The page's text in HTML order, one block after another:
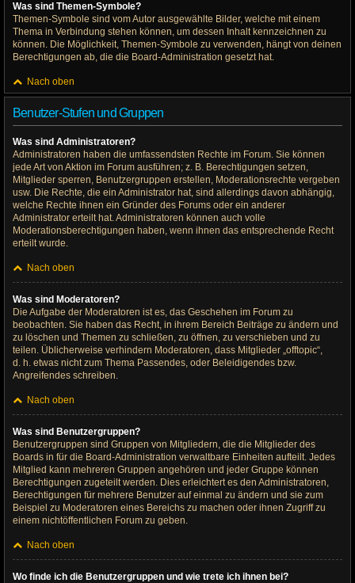
Was sind Themen-Symbole?
Themen-Symbole sind vom Autor ausgewählte Bilder, welche mit einem
Thema in Verbindung stehen können, um dessen Inhalt kennzeichnen zu
können. Die Möglichkeit, Themen-Symbole zu verwenden, hängt von deinen
Berechtigungen ab, die die Board-Administration gesetzt hat.
Nach oben
Benutzer-Stufen und Gruppen
Was sind Administratoren?
Administratoren haben die umfassendsten Rechte im Forum. Sie können
jede Art von Aktion im Forum ausführen; z. B. Berechtigungen setzen,
Mitglieder sperren, Benutzergruppen erstellen, Moderationsrechte vergeben
usw. Die Rechte, die ein Administrator hat, sind allerdings davon abhängig,
welche Rechte ihnen ein Gründer des Forums oder ein anderer
Administrator erteilt hat. Administratoren können auch volle
Moderationsberechtigungen haben, wenn ihnen das entsprechende Recht
erteilt wurde.
Nach oben
Was sind Moderatoren?
Die Aufgabe der Moderatoren ist es, das Geschehen im Forum zu
beobachten. Sie haben das Recht, in ihrem Bereich Beiträge zu ändern und
zu löschen und Themen zu schließen, zu öffnen, zu verschieben und zu
teilen. Üblicherweise verhindern Moderatoren, dass Mitglieder „offtopic“,
d. h. etwas nicht zum Thema Passendes, oder Beleidigendes bzw.
Angreifendes schreiben.
Nach oben
Was sind Benutzergruppen?
Benutzergruppen sind Gruppen von Mitgliedern, die die Mitglieder des
Boards in für die Board-Administration verwaltbare Einheiten aufteilt. Jedes
Mitglied kann mehreren Gruppen angehören und jeder Gruppe können
Berechtigungen zugeteilt werden. Dies erleichtert es den Administratoren,
Berechtigungen für mehrere Benutzer auf einmal zu ändern und sie zum
Beispiel zu Moderatoren eines Bereichs zu machen oder ihnen Zugriff zu
einem nichtöffentlichen Forum zu geben.
Nach oben
Wo finde ich die Benutzergruppen und wie trete ich ihnen bei?